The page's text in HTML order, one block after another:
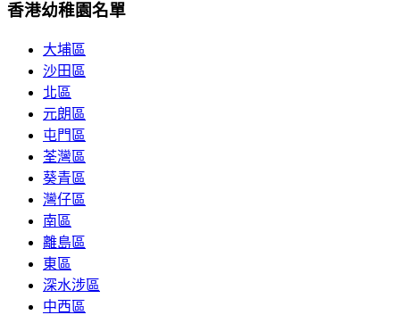
香港幼稚園名單
大埔區
沙田區
北區
元朗區
屯門區
荃灣區
葵青區
灣仔區
南區
離島區
東區
深水涉區
中西區